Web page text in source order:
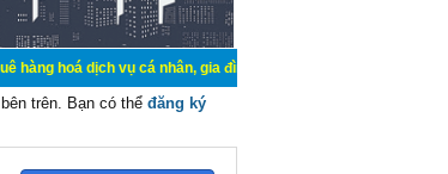
vụ cá nhân, gia đình. Mua bán, ký gửi, cho thuê thiết bị
trên. Bạn có thể đăng ký